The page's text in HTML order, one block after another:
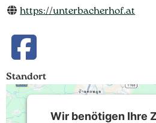
https://unterbacherhof.at
Standort
Wir benötigen Ihre